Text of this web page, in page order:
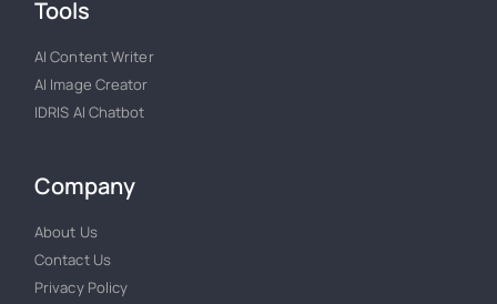
Tools
AI Content Writer
AI Image Creator
IDRIS AI Chatbot
Company
About Us
Contact Us
Privacy Policy